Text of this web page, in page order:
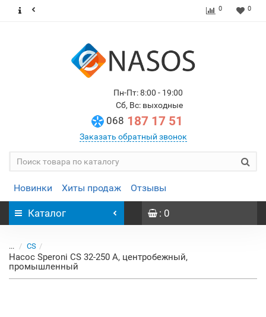
0 0
Пн-Пт: 8:00 - 19:00
Сб, Вс: выходные
068 187 17 51
Заказать обратный звонок
Новинки Хиты продаж Отзывы
Каталог : 0
... CS
Насос Speroni CS 32-250 A, центробежный,
промышленный